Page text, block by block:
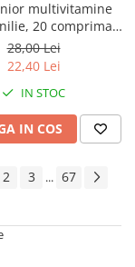
multivitamine
20 comprimate
Zephyr Labs
28,00 Lei
22,40 Lei
IN STOC
IN COS
2 3 ... 67